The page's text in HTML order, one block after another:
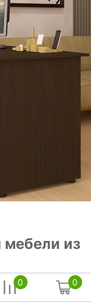
мебели из
0 0